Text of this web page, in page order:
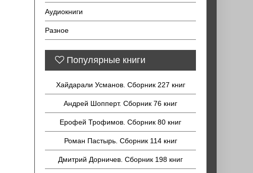
Аудиокниги
Разное
Популярные книги
Хайдарали Усманов. Сборник 227 книг
Андрей Шопперт. Сборник 76 книг
Ерофей Трофимов. Сборник 80 книг
Роман Пастырь. Сборник 114 книг
Дмитрий Дорничев. Сборник 198 книг